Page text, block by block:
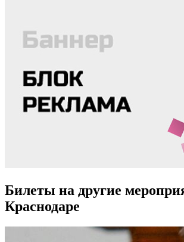
Билеты на другие
Краснодаре